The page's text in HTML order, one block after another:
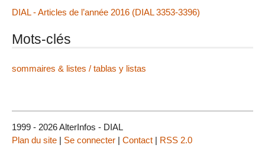
DIAL - Articles de l’année 2016 (DIAL 3353-3396)
Mots-clés
sommaires & listes / tablas y listas
1999 - 2026 AlterInfos - DIAL
Plan du site | Se connecter | Contact | RSS 2.0